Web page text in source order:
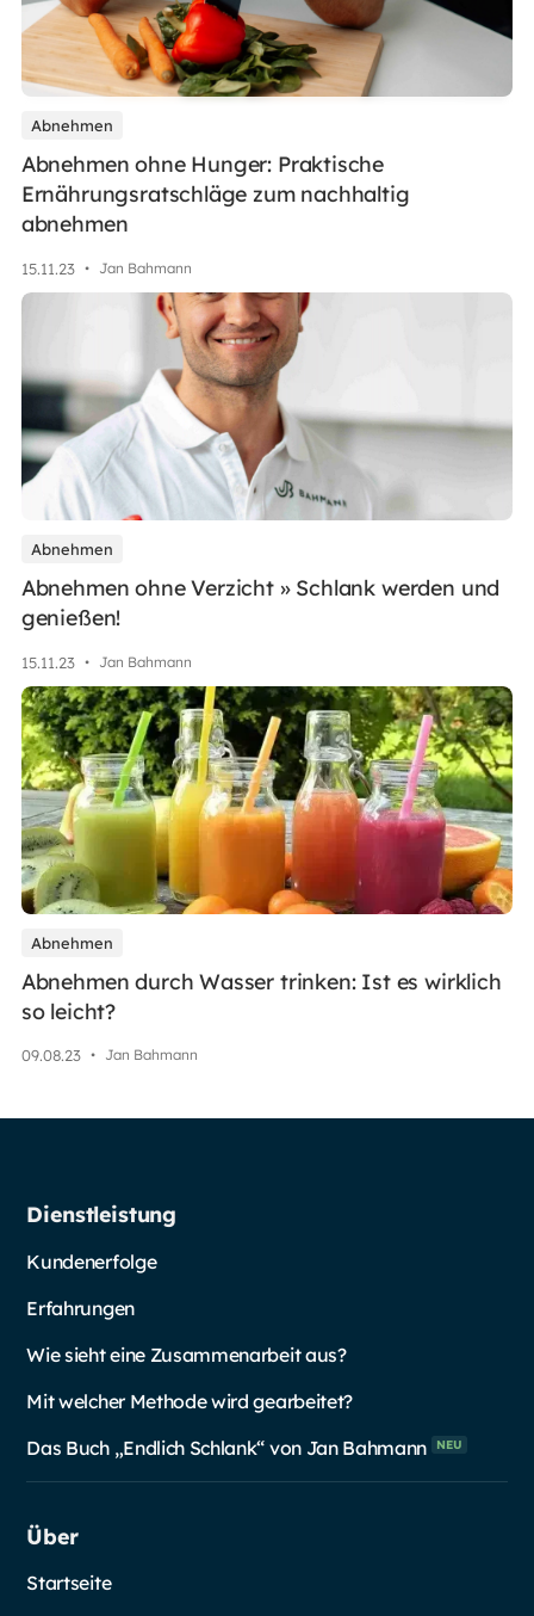
Abnehmen
Abnehmen ohne Hunger: Praktische
Ernährungsratschläge zum nachhaltig
abnehmen
15.11.23 • Jan Bahmann
Abnehmen
Abnehmen ohne Verzicht » Schlank werden und
genießen!
15.11.23 • Jan Bahmann
Abnehmen
Abnehmen durch Wasser trinken: Ist es wirklich
so leicht?
09.08.23 • Jan Bahmann
Dienstleistung
Kundenerfolge
Erfahrungen
Wie sieht eine Zusammenarbeit aus?
Mit welcher Methode wird gearbeitet?
Das Buch „Endlich Schlank“ von Jan Bahmann NEU
Über
Startseite